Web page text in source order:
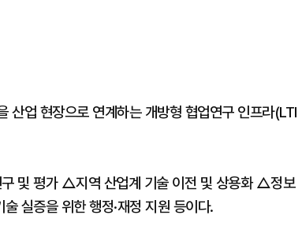
산업 현장으로 연계하는 개방형 협업연구 인프라(LTI
및 평가 △지역 산업계 기술 이전 및 상용화 △정보
실증을 위한 행정·재정 지원 등이다.